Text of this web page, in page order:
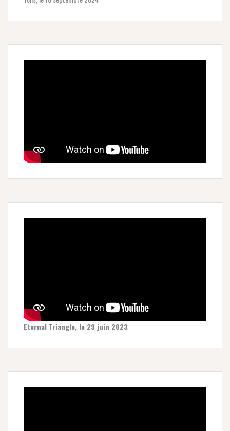
Eternal Triangle, le 29 juin 2023